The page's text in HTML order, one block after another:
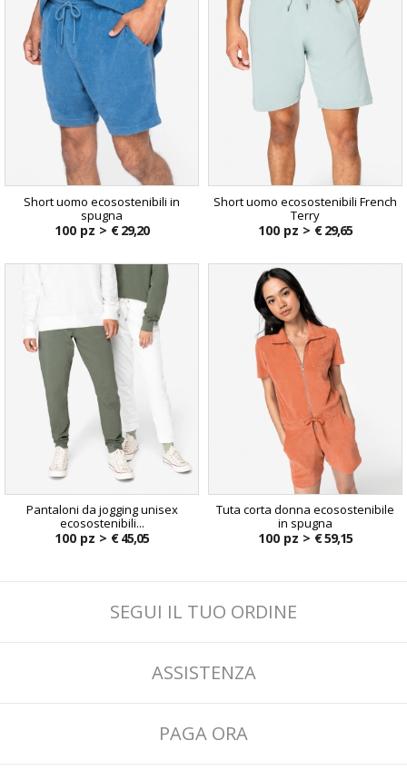
Short uomo ecosostenibili in
spugna
100 pz > € 29,20
Short uomo ecosostenibili French
Terry
100 pz > € 29,65
Pantaloni da jogging unisex
ecosostenibili...
100 pz > € 45,05
Tuta corta donna ecosostenibile
in spugna
100 pz > € 59,15
SEGUI IL TUO ORDINE
ASSISTENZA
PAGA ORA